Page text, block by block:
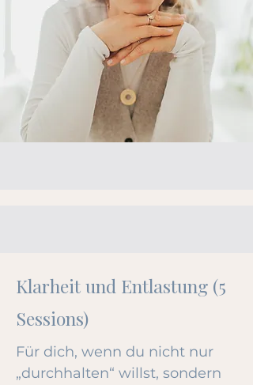
Klarheit und Entlastung (5
Sessions)
Für dich, wenn du nicht nur
„durchhalten“ willst, sondern